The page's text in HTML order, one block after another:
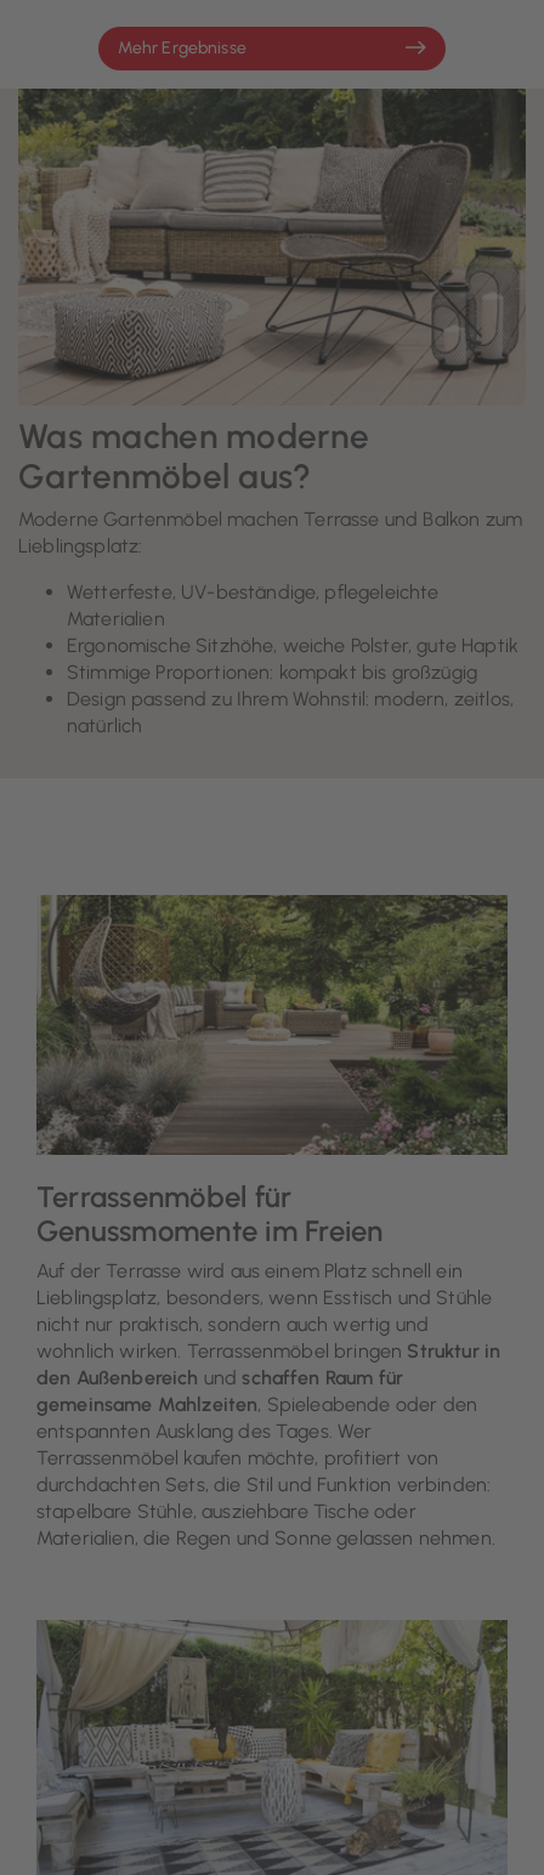
Mehr Ergebnisse
Was machen moderne
Gartenmöbel aus?
Moderne Gartenmöbel machen Terrasse und Balkon zum
Lieblingsplatz:
Wetterfeste, UV-beständige, pflegeleichte
Materialien
Ergonomische Sitzhöhe, weiche Polster, gute Haptik
Stimmige Proportionen: kompakt bis großzügig
Design passend zu Ihrem Wohnstil: modern, zeitlos,
natürlich
Terrassenmöbel für
Genussmomente im Freien
Auf der Terrasse wird aus einem Platz schnell ein
Lieblingsplatz, besonders, wenn Esstisch und Stühle
nicht nur praktisch, sondern auch wertig und
wohnlich wirken. Terrassenmöbel bringen Struktur in
den Außenbereich und schaffen Raum für
gemeinsame Mahlzeiten, Spieleabende oder den
entspannten Ausklang des Tages. Wer
Terrassenmöbel kaufen möchte, profitiert von
durchdachten Sets, die Stil und Funktion verbinden:
stapelbare Stühle, ausziehbare Tische oder
Materialien, die Regen und Sonne gelassen nehmen.